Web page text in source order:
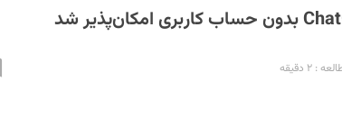
: ۲ دقیقه